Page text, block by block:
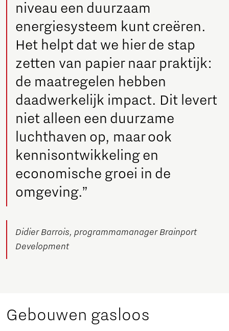
niveau een duurzaam
energiesysteem kunt creëren.
Het helpt dat we hier de stap
zetten van papier naar praktijk:
de maatregelen hebben
daadwerkelijk impact. Dit levert
niet alleen een duurzame
luchthaven op, maar ook
kennisontwikkeling en
economische groei in de
omgeving.”
Didier Barrois, programmamanager Brainport
Development
Gebouwen gasloos